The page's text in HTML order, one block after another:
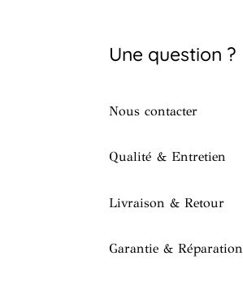
Une question ?
Nous contacter
Qualité & Entretien
Livraison & Retour
Garantie & Réparation